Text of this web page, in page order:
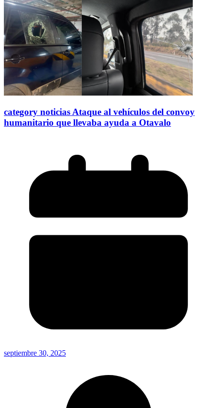
category noticias Ataque al vehículos del convoy
humanitario que llevaba ayuda a Otavalo
septiembre 30, 2025